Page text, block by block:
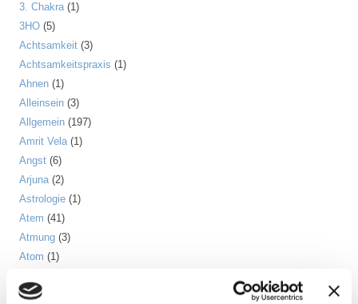
3. Chakra(1)
3HO (5)
Achtsamkeit (3)
Achtsamkeitspraxis (1)
Ahnen (1)
Alleinsein (3)
Allgemein (197)
Amrit Vela(1)
Angst (6)
Arjuna(2)
Astrologie (1)
Atem (41)
Atmung (3)
Atom (1)
Aura(2)